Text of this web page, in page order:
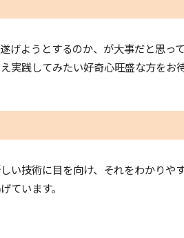
ようとするのか、が大事だと思って
践してみたい好奇心旺盛な方をお
技術に目を向け、それをわかりや
ています。